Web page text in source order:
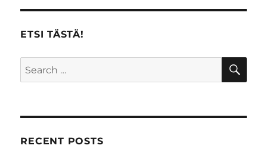
ETSI TÄSTÄ!
Search
for:
RECENT POSTS